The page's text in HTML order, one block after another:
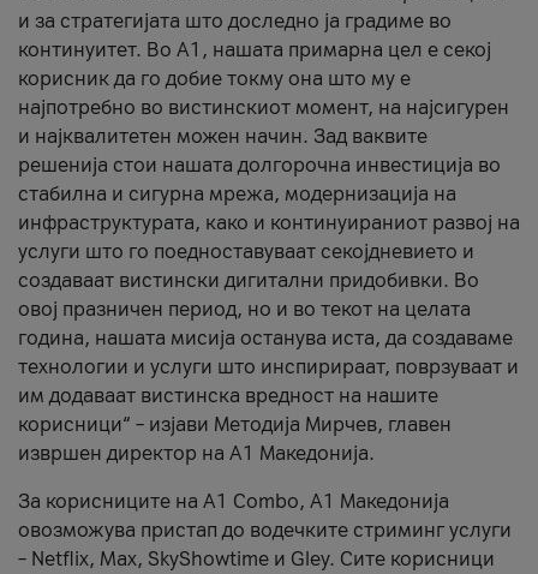
и за стратегијата што доследно ја градиме во
континуитет. Во А1, нашата примарна цел е секој
корисник да го добие токму она што му е
најпотребно во вистинскиот момент, на најсигурен
и најквалитетен можен начин. Зад ваквите
решенија стои нашата долгорочна инвестиција во
стабилна и сигурна мрежа, модернизација на
инфраструктурата, како и континуираниот развој на
услуги што го поедноставуваат секојдневието и
создаваат вистински дигитални придобивки. Во
овој празничен период, но и во текот на целата
година, нашата мисија останува иста, да создаваме
технологии и услуги што инспирираат, поврзуваат и
им додаваат вистинска вредност на нашите
корисници“ – изјави Методија Мирчев, главен
извршен директор на А1 Македонија.
За корисниците на A1 Combo, А1 Македонија
овозможува пристап до водечките стриминг услуги
– Netflix, Max, SkyShowtime и Gley. Сите корисници